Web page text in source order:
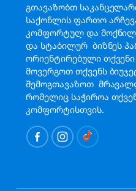
გთავაზობთ
საქონლის ფართო
კომფორტულ და მოქნილ
და სტაბილურ ბიზნეს
ორიენტირებული
მოვერგოთ თქვენს
შემოგთავაზოთ
რომელიც საჭიროა
კომფორტისთვის.